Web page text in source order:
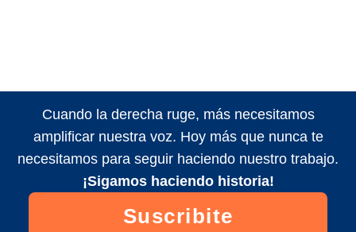
Cuando la derecha ruge, más necesitamos
amplificar nuestra voz. Hoy más que nunca te
necesitamos para seguir haciendo nuestro trabajo.
¡Sigamos haciendo historia!
Suscribite